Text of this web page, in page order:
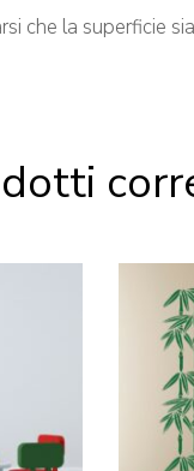
che la superficie